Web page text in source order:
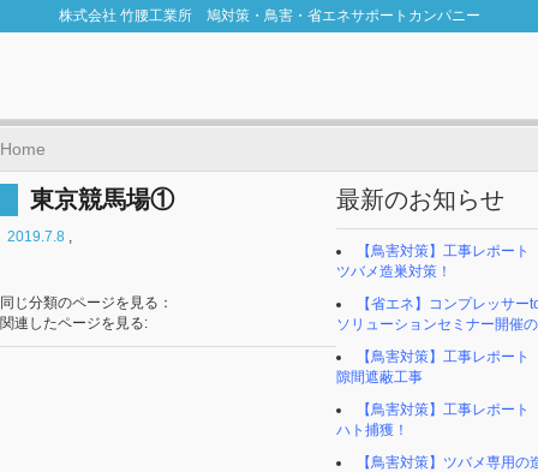
株式会社 竹腰工業所 鳩対策・鳥害・省エネサポートカンパニー
Home
東京競馬場①
2019.7.8 ,
同じ分類のページを見る：
関連したページを見る:
最新のお知らせ
【鳥害対策】工事レポー
ツバメ造巣対策！
【省エネ】コンプレッサ
ソリューションセミナー開催
【鳥害対策】工事レポ
隙間遮蔽工事
【鳥害対策】工事レポ
ハト捕獲！
【鳥害対策】ツバメ専用